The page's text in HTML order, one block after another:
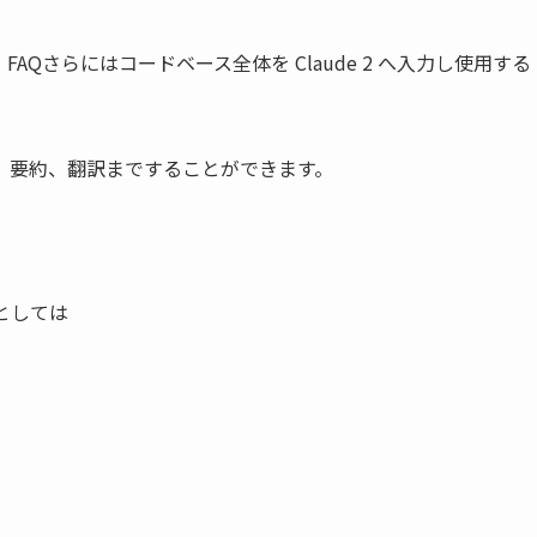
さらにはコードベース全体を Claude 2 へ入力し使用する
約、翻訳まですることができます。
しては